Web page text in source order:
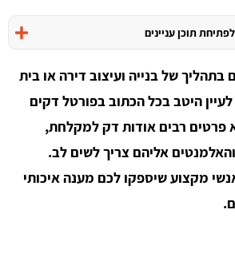
תוכן עניינים
של בנייה ועיצוב דירה או בית
היטב בכל הכתוב בפורטל דקים
פרטים רבים אודות דק למקלחת,
אליהם צריך לשים לב.
מקצוע שיספקו לכם מענה איכותי